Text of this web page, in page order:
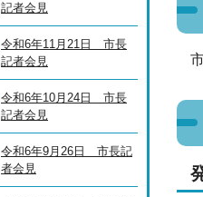
記者会見
令和6年11月21日 市長
記者会見
令和6年10月24日 市長
記者会見
令和6年9月26日 市長記
者会見